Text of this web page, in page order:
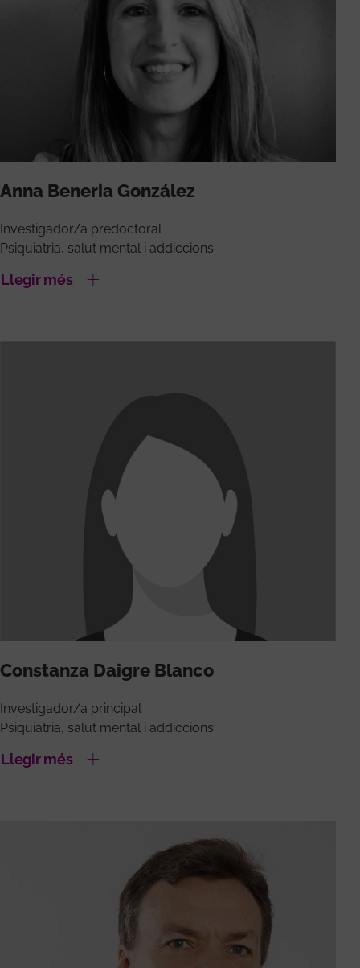
Anna Beneria González
Investigador/a predoctoral
Psiquiatria, salut mental i addiccions
Llegir més
Constanza Daigre Blanco
Investigador/a principal
Psiquiatria, salut mental i addiccions
Llegir més